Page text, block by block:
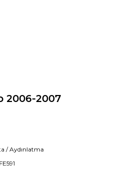
2006-2007
/ Aydınlatma